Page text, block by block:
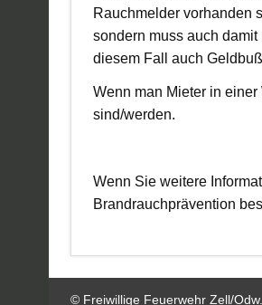
Rauchmelder vorhanden
sondern muss auch
diesem Fall auch
Wenn man Mieter in
sind/werden.
Wenn Sie weitere
Brandrauchprävention
© Freiwillige Feuerwehr Zell/